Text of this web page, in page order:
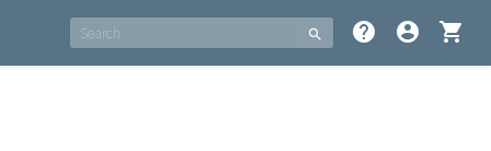
search help account_circle shopping_cart